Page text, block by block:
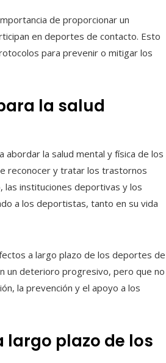
de proporcionar un
en deportes de contacto. Esto
para prevenir o mitigar los
la salud
abordar la salud mental y física de los
reconocer y tratar los trastornos
las instituciones deportivas y los
a los deportistas, tanto en su vida
a largo plazo de los deportes de
un deterioro progresivo, pero que no
la prevención y el apoyo a los
largo plazo de los